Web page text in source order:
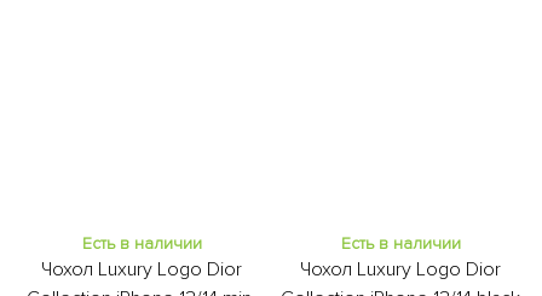
Есть в наличии
Чохол Luxury Logo Dior
Есть в наличии
Чохол Luxury Logo Dior